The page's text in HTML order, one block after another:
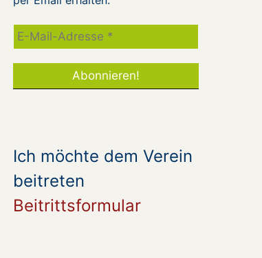
Ich möchte dem Verein
beitreten
Beitrittsformular